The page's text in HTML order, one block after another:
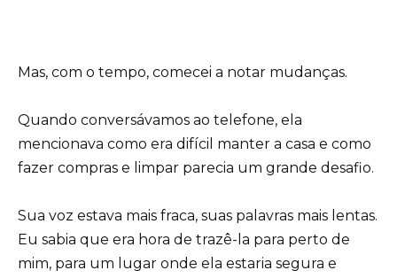
Mas, com o tempo, comecei a notar mudanças.
Quando conversávamos ao telefone, ela
mencionava como era difícil manter a casa e como
fazer compras e limpar parecia um grande desafio.
Sua voz estava mais fraca, suas palavras mais lentas.
Eu sabia que era hora de trazê-la para perto de
mim, para um lugar onde ela estaria segura e